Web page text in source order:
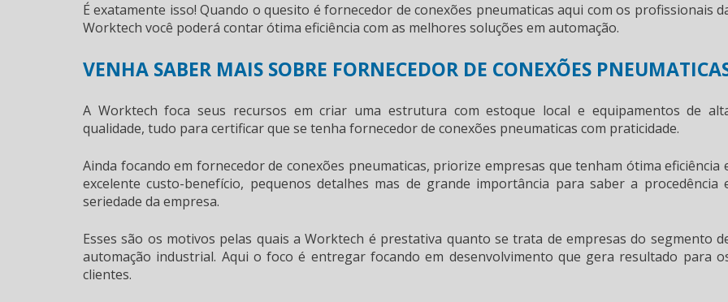
É exatamente isso! Quando o quesito éfornecedor de conexões pneumaticas aqui com os profissionais
Worktech você poderá contar ótima eficiência com as melhores soluções em automação.
VENHA SABER MAIS SOBRE FORNECEDOR DE CONEXÕES
A Worktech foca seus recursos em criar uma estrutura com estoque local e equipamentos de
qualidade, tudo para certificar que se tenha fornecedor de conexões pneumaticas com praticidade.
Ainda focando em fornecedor de conexões pneumaticas, priorize empresas que tenham ótima eficiência
excelente custo-benefício, pequenos detalhes mas de grande importância para saber a procedência
seriedade da empresa.
Esses são os motivos pelas quais a Worktech é prestativa quanto se trata de empresas do segmento
automação industrial. Aqui o foco é entregar focando em desenvolvimento que gera resultado para
clientes.